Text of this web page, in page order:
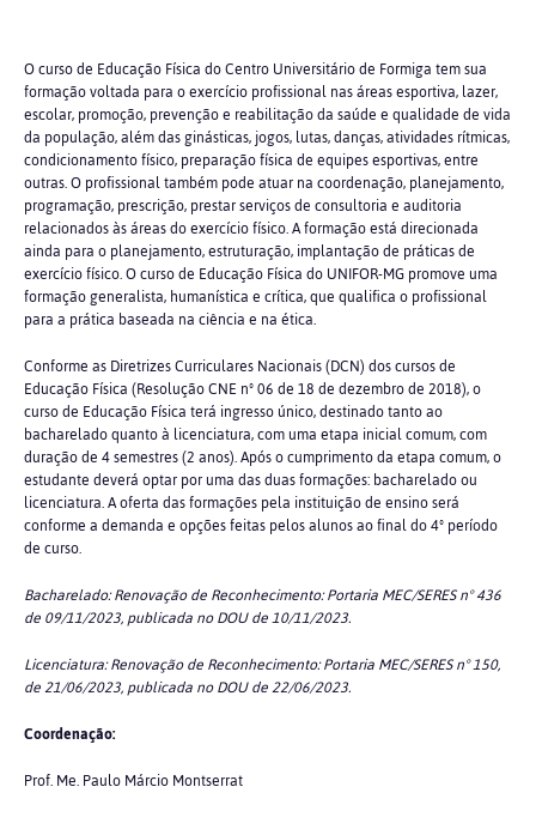
O curso de Educação Física do Centro Universitário de Formiga tem sua
formação voltada para o exercício profissional nas áreas esportiva, lazer,
escolar, promoção, prevenção e reabilitação da saúde e qualidade de vida
da população, além das ginásticas, jogos, lutas, danças, atividades rítmicas,
condicionamento físico, preparação física de equipes esportivas, entre
outras. O profissional também pode atuar na coordenação, planejamento,
programação, prescrição, prestar serviços de consultoria e auditoria
relacionados às áreas do exercício físico. A formação está direcionada
ainda para o planejamento, estruturação, implantação de práticas de
exercício físico. O curso de Educação Física do UNIFOR-MG promove uma
formação generalista, humanística e crítica, que qualifica o profissional
para a prática baseada na ciência e na ética.
Conforme as Diretrizes Curriculares Nacionais (DCN) dos cursos de
Educação Física (Resolução CNE nº 06 de 18 de dezembro de 2018), o
curso de Educação Física terá ingresso único, destinado tanto ao
bacharelado quanto à licenciatura, com uma etapa inicial comum, com
duração de 4 semestres (2 anos). Após o cumprimento da etapa comum, o
estudante deverá optar por uma das duas formações: bacharelado ou
licenciatura. A oferta das formações pela instituição de ensino será
conforme a demanda e opções feitas pelos alunos ao final do 4º período
de curso.
Bacharelado: Renovação de Reconhecimento: Portaria MEC/SERES n° 436
de 09/11/2023, publicada no DOU de 10/11/2023.
Licenciatura: Renovação de Reconhecimento: Portaria MEC/SERES n° 150,
de 21/06/2023, publicada no DOU de 22/06/2023.
Coordenação:
Prof. Me. Paulo Márcio Montserrat